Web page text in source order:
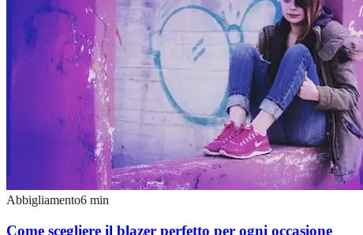
Abbigliamento6 min
Come scegliere il blazer perfetto per ogni occasione